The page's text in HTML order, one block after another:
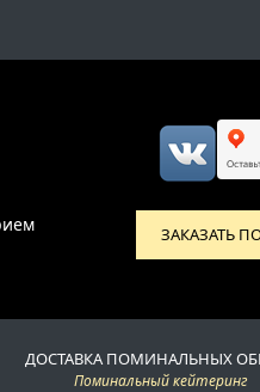
ЗАКАЗАТЬ
ДОСТАВКА ПОМИНАЛЬНЫХ
Поминальный кейтеринг